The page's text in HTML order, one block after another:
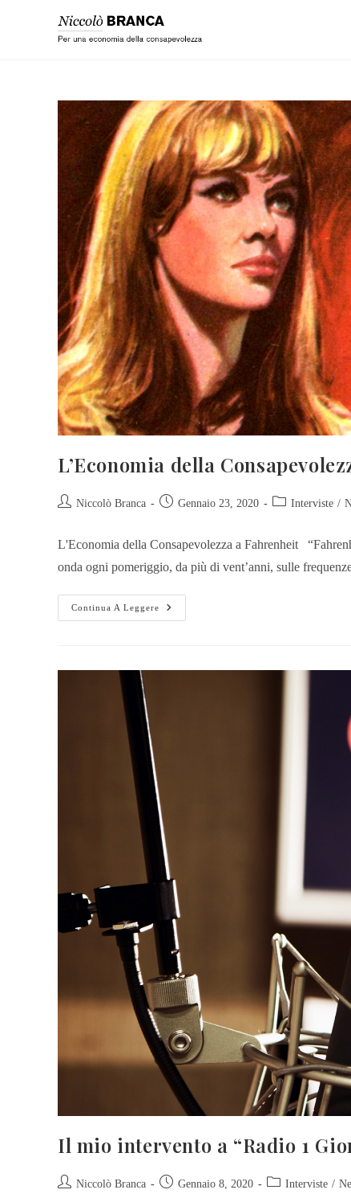
L’Economia della
Niccolò Branca Gennaio 23, 2020 Interviste /
L'Economia della Consapevolezza a Fahrenheit
onda ogni pomeriggio, da più di vent’anni, sulle
Continua A Leggere
Il mio intervento a “Radio 1
Niccolò Branca Gennaio 8, 2020 Interviste /